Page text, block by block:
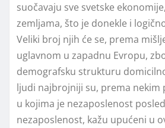
suočavaju sve svetske
zemljama, što je donekle i
Veliki broj njih će se, prema
uglavnom u zapadnu Evropu,
demografsku strukturu
ljudi najbrojniji su, prema nekim
u kojima je nezaposlenost
nezaposlenost, kažu upućeni u